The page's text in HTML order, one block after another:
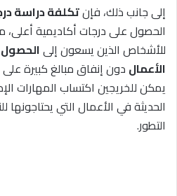
إلى جانب ذلك، فإنتكلفة دراسة
الحصول على درجات أكاديمية أعلى،
للأشخاص الذين يسعون إلى
الأعمال دون إنفاق مبالغ كبيرة على
يمكن للخريجين اكتساب المهارات
الحديثة في الأعمال التي
التطور.